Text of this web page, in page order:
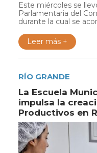
Este miércoles se
Parlamentaria del
durante la cual se
Leer más +
RÍO GRANDE
La Escuela
impulsa la
Productivos en